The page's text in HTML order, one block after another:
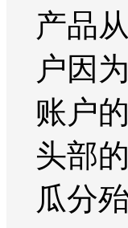
产品
户因
账户
头部
瓜分